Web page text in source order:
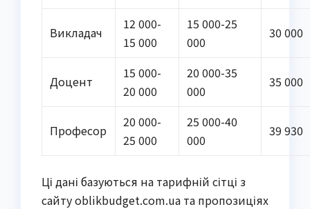
Викладач
12 000-
15 000
15 000-25
000
30 000
Доцент
15 000-
20 000
20 000-35
000
35 000
Професор
20 000-
25 000
25 000-40
000
39 930
Ці дані базуються на тарифній сітці з
сайту oblikbudget.com.ua та пропозиціях